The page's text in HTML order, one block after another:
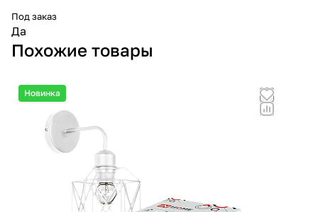
Под заказ
Да
Похожие товары
Новинка